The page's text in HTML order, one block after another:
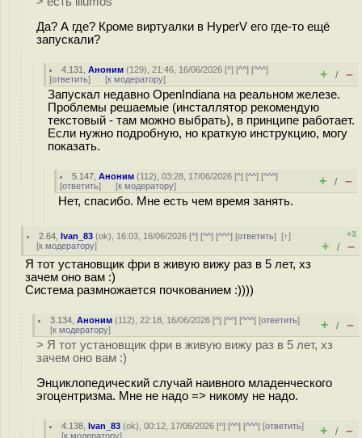
Да? А где? Кроме виртуалки в HyperV его где-то ещё
запускали?
4.131 ,Аноним (129), 21:46, 16/06/2026 [^] [^^] [^^^]
[ответить] [к модератору] + / –
Запускал недавно OpenIndiana на реальном железе.
Проблемы решаемые (инсталлятор рекомендую
текстовый - там можно выбрать), в принципе работает.
Если нужно подробную, но краткую инструкцию, могу
показать.
5.147 ,Аноним (112), 03:28, 17/06/2026 [^] [^^] [^^^]
[ответить] [к модератору] + / –
Нет, спасибо. Мне есть чем время занять.
2.64 ,Ivan_83 (ok), 16:03, 16/06/2026 [^] [^^] [^^^] [ответить][↑]
[к модератору]
+3
+ / –
Я тот установщик фри в живую вижу раз в 5 лет, хз
зачем оно вам :)
Система размножается почкованием :))))
3.134 ,Аноним (112), 22:18, 16/06/2026 [^] [^^] [^^^] [ответить]
[к модератору] + / –
> Я тот установщик фри в живую вижу раз в 5 лет, хз
зачем оно вам :)
Энциклопедический случай наивного младенческого
эгоцентризма. Мне не надо => никому не надо.
4.138 ,Ivan_83 (ok), 00:12, 17/06/2026 [^] [^^] [^^^] [ответить]
[к модератору] + / –